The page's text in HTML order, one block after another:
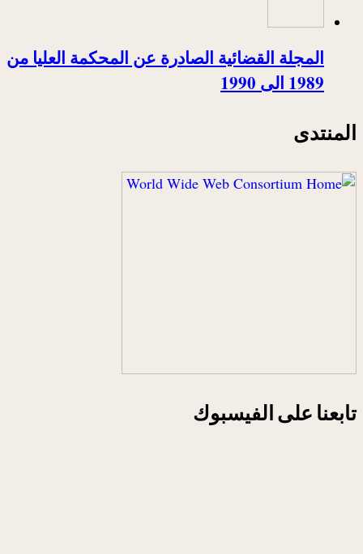
المجلة القضائية الصادرة عن المحكمة العليا من
1989 الى 1990
المنتدى
تابعنا على الفيسبوك